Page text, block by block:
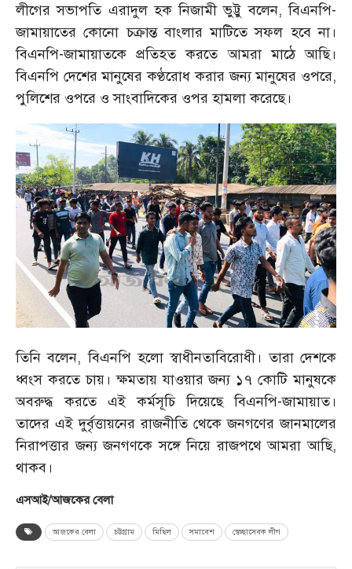
লীগের সভাপতি এরাদুল হক নিজামী ভুট্টু বলেন, বিএনপি-
জামায়াতের কোনো চক্রান্ত বাংলার মাটিতে সফল হবে না।
বিএনপি-জামায়াতকে প্রতিহত করতে আমরা মাঠে আছি।
বিএনপি দেশের মানুষের কণ্ঠরোধ করার জন্য মানুষের ওপরে,
পুলিশের ওপরে ও সাংবাদিকের ওপর হামলা করেছে।
তিনি বলেন, বিএনপি হলো স্বাধীনতাবিরোধী। তারা দেশকে
ধ্বংস করতে চায়। ক্ষমতায় যাওয়ার জন্য ১৭ কোটি মানুষকে
অবরুদ্ধ করতে এই কর্মসূচি দিয়েছে বিএনপি-জামায়াত।
তাদের এই দুর্বৃত্তায়নের রাজনীতি থেকে জনগণের জানমালের
নিরাপত্তার জন্য জনগণকে সঙ্গে নিয়ে রাজপথে আমরা আছি,
থাকব।
এসআই/আজকের বেলা
আজকের বেলা চট্টগ্রাম মিছিল সমাবেশ স্বেচ্ছাসেবক লীগ